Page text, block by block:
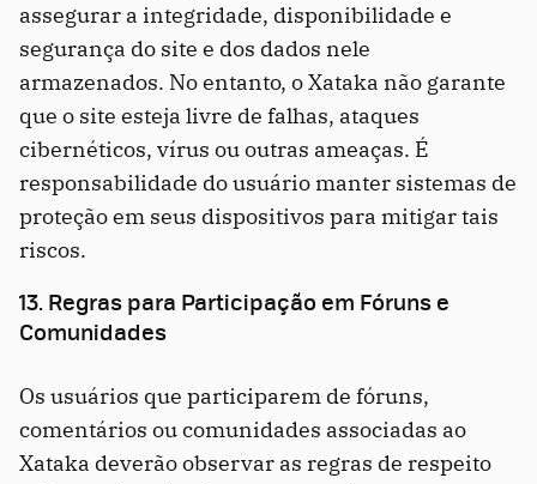
assegurar a integridade, disponibilidade e
segurança do site e dos dados nele
armazenados. No entanto, o Xataka não garante
que o site esteja livre de falhas, ataques
cibernéticos, vírus ou outras ameaças. É
responsabilidade do usuário manter sistemas de
proteção em seus dispositivos para mitigar tais
riscos.
13. Regras para Participação em Fóruns e
Comunidades
Os usuários que participarem de fóruns,
comentários ou comunidades associadas ao
Xataka deverão observar as regras de respeito